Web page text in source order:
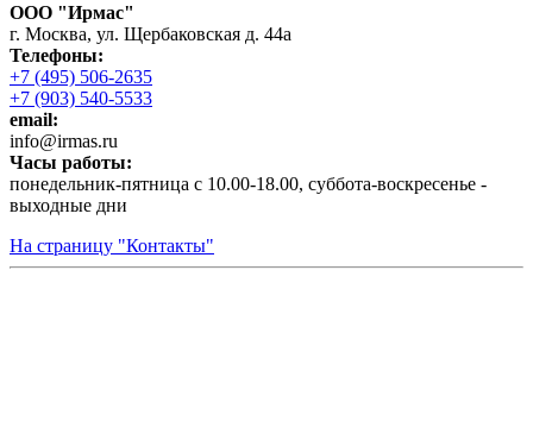
ООО "Ирмас"
г. Москва, ул. Щербаковская д. 44а
Телефоны:
+7 (495) 506-2635
+7 (903) 540-5533
email:
infо@irmas.ru
Часы работы:
понедельник-пятница с 10.00-18.00, суббота-воскресенье -
выходные дни
На страницу "Контакты"